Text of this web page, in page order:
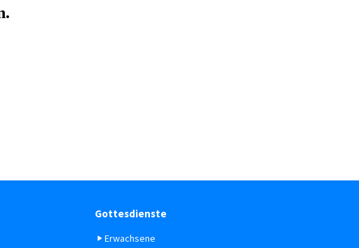
Gottesdienste
Erwachsene